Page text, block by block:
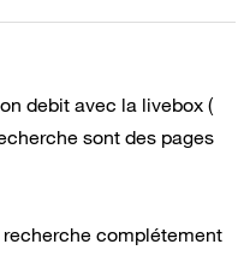
debit avec la livebox (
sont des pages
complétement